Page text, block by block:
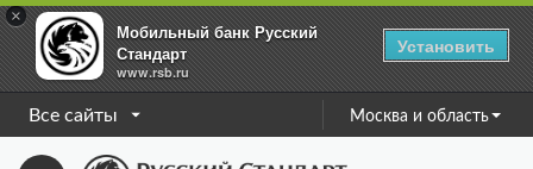
×
Мобильный банк Русский
Стандарт
www.rsb.ru
Установить
Все сайты Москва и область